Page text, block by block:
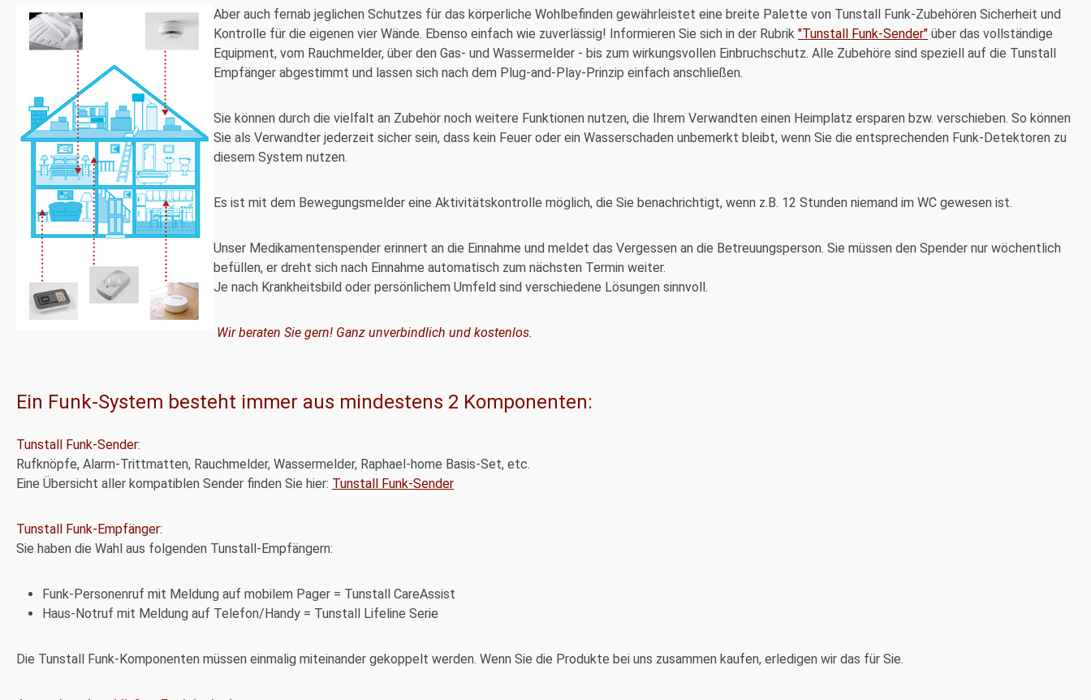
Aber auch fernab jeglichen Schutzes für das körperliche Wohlbefinden gewährleistet eine breite Palette von Tunstall Funk-Zubehören Sicherheit und
Kontrolle für die eigenen vier Wände. Ebenso einfach wie zuverlässig! Informieren Sie sich in der Rubrik "Tunstall Funk-Sender" über das vollständige
Equipment, vom Rauchmelder, über den Gas- und Wassermelder - bis zum wirkungsvollen Einbruchschutz. Alle Zubehöre sind speziell auf die Tunstall
Empfänger abgestimmt und lassen sich nach dem Plug-and-Play-Prinzip einfach anschließen.
Sie können durch die vielfalt an Zubehör noch weitere Funktionen nutzen, die Ihrem Verwandten einen Heimplatz ersparen bzw. verschieben. So können
Sie als Verwandter jederzeit sicher sein, dass kein Feuer oder ein Wasserschaden unbemerkt bleibt, wenn Sie die entsprechenden Funk-Detektoren zu
diesem System nutzen.
Es ist mit dem Bewegungsmelder eine Aktivitätskontrolle möglich, die Sie benachrichtigt, wenn z.B. 12 Stunden niemand im WC gewesen ist.
Unser Medikamentenspender erinnert an die Einnahme und meldet das Vergessen an die Betreuungsperson. Sie müssen den Spender nur wöchentlich
befüllen, er dreht sich nach Einnahme automatisch zum nächsten Termin weiter.
Je nach Krankheitsbild oder persönlichem Umfeld sind verschiedene Lösungen sinnvoll.
Wir beraten Sie gern! Ganz unverbindlich und kostenlos.
Ein Funk-System besteht immer aus mindestens 2 Komponenten:
Tunstall Funk-Sender:
Rufknöpfe, Alarm-Trittmatten, Rauchmelder, Wassermelder, Raphael-home Basis-Set, etc.
Eine Übersicht aller kompatiblen Sender finden Sie hier: Tunstall Funk-Sender
Tunstall Funk-Empfänger:
Sie haben die Wahl aus folgenden Tunstall-Empfängern:
Funk-Personenruf mit Meldung auf mobilem Pager = Tunstall CareAssist
Haus-Notruf mit Meldung auf Telefon/Handy = Tunstall Lifeline Serie
Die Tunstall Funk-Komponenten müssen einmalig miteinander gekoppelt werden. Wenn Sie die Produkte bei uns zusammen kaufen, erledigen wir das für Sie.